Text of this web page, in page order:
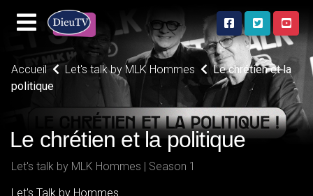
Accueil Let's talk by MLK Hommes
Le chrétien et la
politique
Le chrétien et la politique
Let's talk by MLK Hommes | Season 1
Let's Talk by Hommes